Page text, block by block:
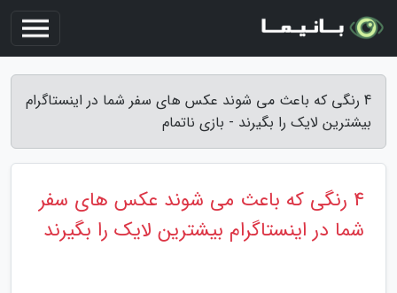
4 رنگی که باعث می شوند عکس های سفر شما در اینستاگرام
بیشترین لایک را بگیرند - بازی ناتمام
4 رنگی که باعث می شوند عکس های سفر
شما در اینستاگرام بیشترین لایک را بگیرند